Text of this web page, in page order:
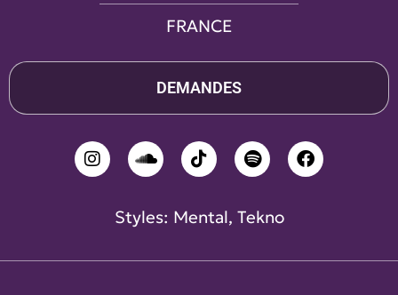
FRANCE
DEMANDES
Styles: Mental, Tekno